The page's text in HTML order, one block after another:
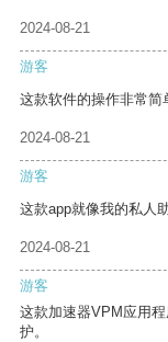
2024-08-21
游客
这款软件的操作非常简
2024-08-21
游客
这款app就像我的私人
2024-08-21
游客
这款加速器VPM应用
护。